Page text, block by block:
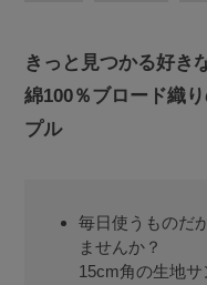
きっと見つかる好き
綿100％ブロード織
プル
毎日使うものだ
ませんか？
15cm角の生地